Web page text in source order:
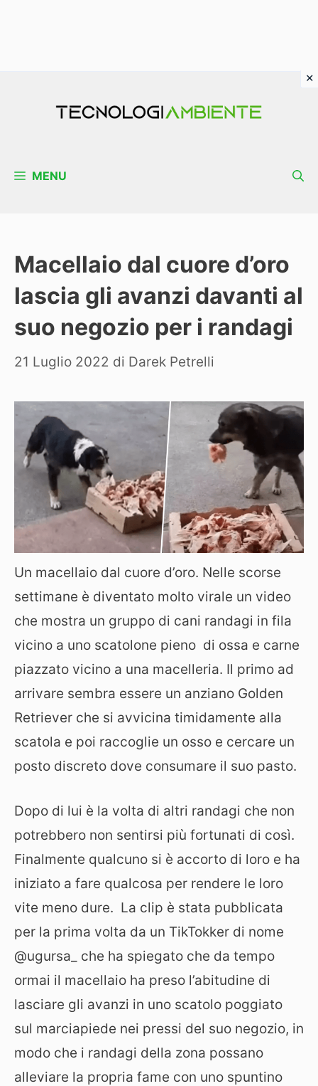
MENU
Macellaio dal cuore d’oro
lascia gli avanzi davanti al
suo negozio per i randagi
21 Luglio 2022 di Darek Petrelli
Un macellaio dal cuore d’oro. Nelle scorse
settimane è diventato molto virale un video
che mostra un gruppo di cani randagi in fila
vicino a uno scatolone pieno di ossa e carne
piazzato vicino a una macelleria. Il primo ad
arrivare sembra essere un anziano Golden
Retriever che si avvicina timidamente alla
scatola e poi raccoglie un osso e cercare un
posto discreto dove consumare il suo pasto.
Dopo di lui è la volta di altri randagi che non
potrebbero non sentirsi più fortunati di così.
Finalmente qualcuno si è accorto di loro e ha
iniziato a fare qualcosa per rendere le loro
vite meno dure. La clip è stata pubblicata
per la prima volta da un TikTokker di nome
@ugursa_ che ha spiegato che da tempo
ormai il macellaio ha preso l’abitudine di
lasciare gli avanzi in uno scatolo poggiato
sul marciapiede nei pressi del suo negozio, in
modo che i randagi della zona possano
alleviare la propria fame con uno spuntino